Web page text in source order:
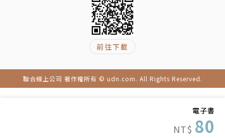
電子書
NT$ 80
前往下載
聯合線上公司 著作權所有 © udn.com. All Rights Reserved.